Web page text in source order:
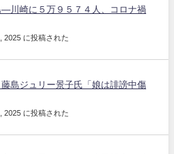
―川崎に５万９５７４人、コロナ禍
2025 に投稿された
藤島ジュリー景子氏「娘は誹謗中傷
2025 に投稿された